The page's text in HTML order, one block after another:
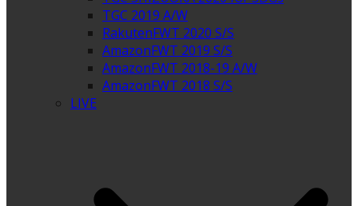
TGC 2019 A/W
RakutenFWT 2020 S/S
AmazonFWT 2019 S/S
AmazonFWT 2018-19 A/W
AmazonFWT 2018 S/S
LIVE